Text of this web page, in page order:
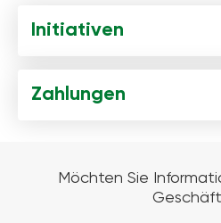
Initiativen
Zahlungen
Möchten Sie